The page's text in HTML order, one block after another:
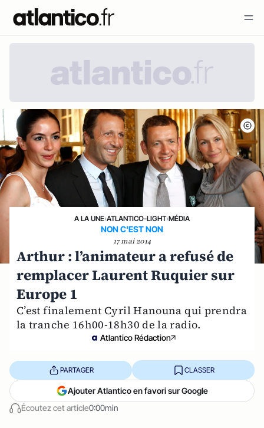
A LA UNE›ATLANTICO-LIGHT›MÉDIA
NON C'EST NON
17 mai 2014
Arthur : l’animateur a refusé de
remplacer Laurent Ruquier sur
Europe 1
C’est finalement Cyril Hanouna qui prendra
la tranche 16h00-18h30 de la radio.
Atlantico Rédaction
Écoutez cet article0:00min
PARTAGER CLASSER
Ajouter Atlantico en favori sur Google